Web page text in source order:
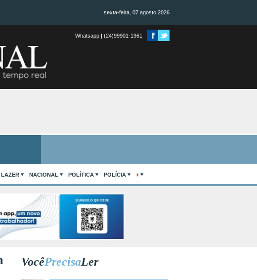
sexta-feira, 07 agosto 2026
Whatsapp | (24)99901-1961
LAZER NACIONAL POLÍTICA POLÍCIA +
VocêPrecisaLer